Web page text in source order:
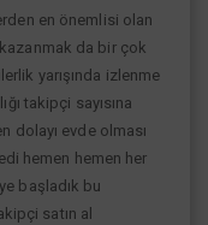
en önemlisi olan
da bir çok
yarışında izlenme
takipçi sayısına
dolayı evde olması
hemen hemen her
başladık bu
satın al